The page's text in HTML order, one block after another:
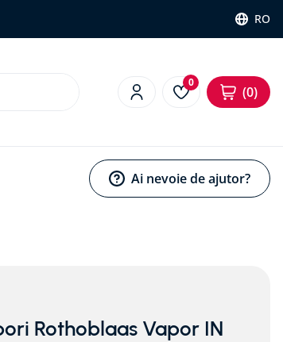
RO
0
0
Ai nevoie de ajutor?
Rothoblaas Vapor IN